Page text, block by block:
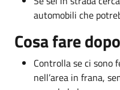
automobili che
Cosa fare
Controlla se ci sono
nell’area in frana,